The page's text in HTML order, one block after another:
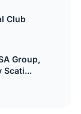
Club
Group,
Scati...